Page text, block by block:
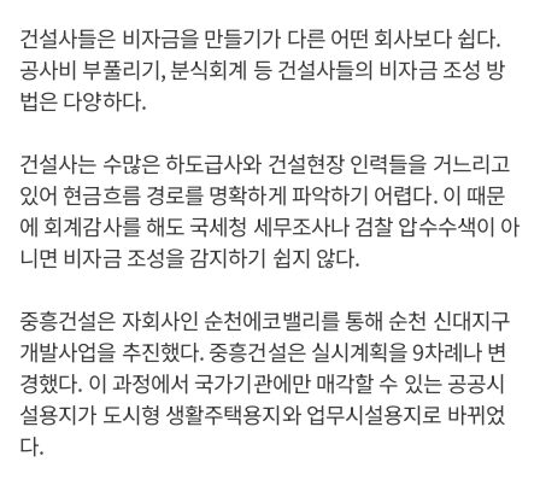
건설사들은 비자금을 만들기가 다른 어떤 회사보다 쉽다.
공사비 부풀리기, 분식회계 등 건설사들의 비자금 조성 방
법은 다양하다.
건설사는 수많은 하도급사와 건설현장 인력들을 거느리고
있어 현금흐름 경로를 명확하게 파악하기 어렵다. 이 때문
에 회계감사를 해도 국세청 세무조사나 검찰 압수수색이 아
니면 비자금 조성을 감지하기 쉽지 않다.
중흥건설은 자회사인 순천에코밸리를 통해 순천 신대지구
개발사업을 추진했다. 중흥건설은 실시계획을 9차례나 변
경했다. 이 과정에서 국가기관에만 매각할 수 있는 공공시
설용지가 도시형 생활주택용지와 업무시설용지로 바뀌었
다.